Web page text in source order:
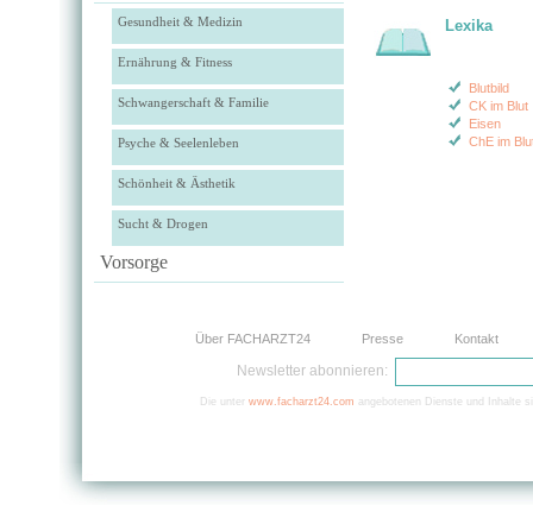
Gesundheit & Medizin
Ernährung & Fitness
Schwangerschaft & Familie
Psyche & Seelenleben
Schönheit & Ästhetik
Sucht & Drogen
Vorsorge
Lexika
Blutbild
CK im Blut
Eisen
ChE im
Über FACHARZT24 Presse Kontakt
Newsletter abonnieren:
Die unter www.facharzt24.com angebotenen Dienste und Inhalte